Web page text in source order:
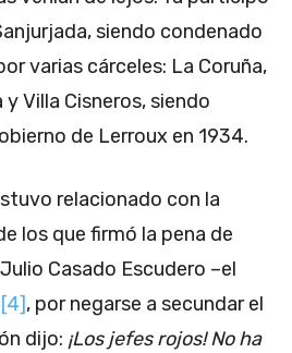
siendo condenado
varias cárceles: La Coruña,
y Villa Cisneros, siendo
de Lerroux en 1934.
relacionado con la
los que firmó la pena de
Casado Escudero –el
[4], por negarse a secundar el
dijo: ¡Los jefes rojos! No ha